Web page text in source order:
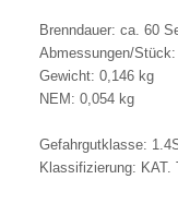
Brenndauer: ca. 60
Abmessungen/
Gewicht: 0,146 kg
NEM: 0,054 kg
Gefahrgutklasse:
Klassifizierung: KAT.